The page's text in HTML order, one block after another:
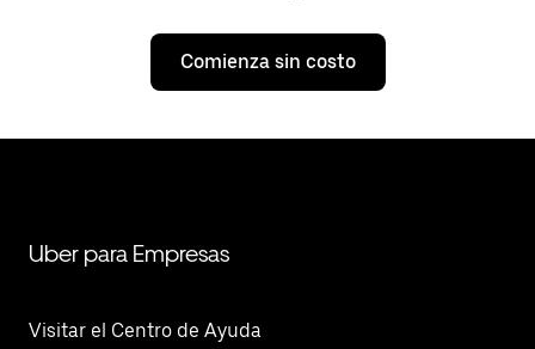
Comienza sin costo
Uber para Empresas
Visitar el Centro de Ayuda